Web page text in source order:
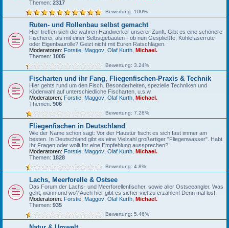
Themen: 2317
Bewertung: 100%
Ruten- und Rollenbau selbst gemacht
Hier treffen sich die wahren Handwerker unserer Zunft. Gibt es eine schönere
Fischerei, als mit einer Selbstgebauten - ob nun Gespließte, Kohlefaserrute
oder Eigenbaurolle? Geizt nicht mit Euren Ratschlägen.
Moderatoren: Forstie Maggov Olaf Kurth
Michael.
Themen: 1005
Bewertung: 3.24%
Fischarten und ihr Fang, Fliegenfischen-Praxis & Technik
Hier gehts rund um den Fisch. Besonderheiten, spezielle Techniken und
Köderwahl auf unterschiedliche Fischarten, u.s.w.
Moderatoren: Forstie Maggov Olaf Kurth
Michael.
Themen: 906
Bewertung: 7.28%
Fliegenfischen in Deutschland
Wie der Name schon sagt: Vor der Haustür fischt es sich fast immer am
besten. In Deutschland gibt es eine Vielzahl großartiger "Fliegenwasser". Habt
Ihr Fragen oder wollt Ihr eine Empfehlung aussprechen?
Moderatoren: Forstie Maggov Olaf Kurth
Michael.
Themen: 1828
Bewertung: 4.8%
Lachs, Meerforelle & Ostsee
Das Forum der Lachs- und Meerforellenfischer, sowie aller Ostseeangler. Was
geht, wann und wo? Auch hier gibt es sicher viel zu erzählen! Denn mal los!
Moderatoren: Forstie Maggov Olaf Kurth
Michael.
Themen: 935
Bewertung: 5.46%